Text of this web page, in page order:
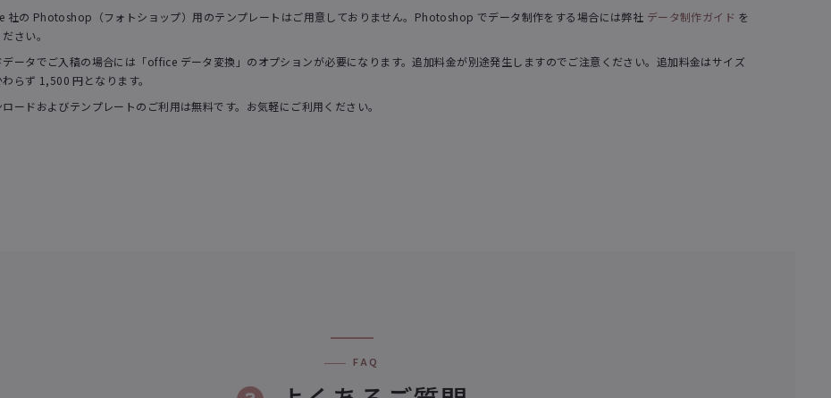
社の Photoshop（フォトショップ）用のテンプレートはご用意しておりません。Photoshop でデータ制作をする場合には弊社 データ制作ガイド を
さい。
データでご入稿の場合には「office データ変換」のオプションが必要になります。追加料金が別途発生しますのでご注意ください。追加料金はサイズ
らず 1,500 円となります。
ロードおよびテンプレートのご利用は無料です。お気軽にご利用ください。
FAQ